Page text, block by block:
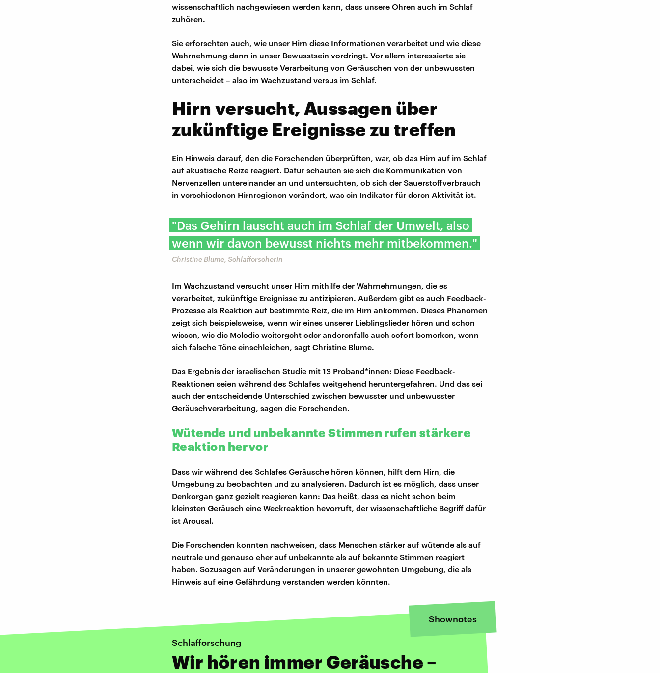
wissenschaftlich nachgewiesen werden kann, dass unsere Ohren auch im Schlaf
zuhören.
Sie erforschten auch, wie unser Hirn diese Informationen verarbeitet und wie diese
Wahrnehmung dann in unser Bewusstsein vordringt. Vor allem interessierte sie
dabei, wie sich die bewusste Verarbeitung von Geräuschen von der unbewussten
unterscheidet – also im Wachzustand versus im Schlaf.
Hirn versucht, Aussagen über
zukünftige Ereignisse zu treffen
Ein Hinweis darauf, den die Forschenden überprüften, war, ob das Hirn auf im Schlaf
auf akustische Reize reagiert. Dafür schauten sie sich die Kommunikation von
Nervenzellen untereinander an und untersuchten, ob sich der Sauerstoffverbrauch
in verschiedenen Hirnregionen verändert, was ein Indikator für deren Aktivität ist.
"Das Gehirn lauscht auch im Schlaf der Umwelt, also
wenn wir davon bewusst nichts mehr mitbekommen."
Christine Blume, Schlafforscherin
Im Wachzustand versucht unser Hirn mithilfe der Wahrnehmungen, die es
verarbeitet, zukünftige Ereignisse zu antizipieren. Außerdem gibt es auch Feedback-
Prozesse als Reaktion auf bestimmte Reiz, die im Hirn ankommen. Dieses Phänomen
zeigt sich beispielsweise, wenn wir eines unserer Lieblingslieder hören und schon
wissen, wie die Melodie weitergeht oder anderenfalls auch sofort bemerken, wenn
sich falsche Töne einschleichen, sagt Christine Blume.
Das Ergebnis der israelischen Studie mit 13 Proband*innen: Diese Feedback-
Reaktionen seien während des Schlafes weitgehend heruntergefahren. Und das sei
auch der entscheidende Unterschied zwischen bewusster und unbewusster
Geräuschverarbeitung, sagen die Forschenden.
Wütende und unbekannte Stimmen rufen stärkere
Reaktion hervor
Dass wir während des Schlafes Geräusche hören können, hilft dem Hirn, die
Umgebung zu beobachten und zu analysieren. Dadurch ist es möglich, dass unser
Denkorgan ganz gezielt reagieren kann: Das heißt, dass es nicht schon beim
kleinsten Geräusch eine Weckreaktion hevorruft, der wissenschaftliche Begriff dafür
ist Arousal.
Die Forschenden konnten nachweisen, dass Menschen stärker auf wütende als auf
neutrale und genauso eher auf unbekannte als auf bekannte Stimmen reagiert
haben. Sozusagen auf Veränderungen in unserer gewohnten Umgebung, die als
Hinweis auf eine Gefährdung verstanden werden könnten.
Shownotes
Schlafforschung
Wir hören immer Geräusche –